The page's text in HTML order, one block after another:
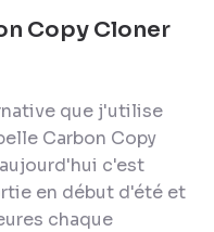
Copy Cloner
que j'utilise
Carbon Copy
c'est
en début d'été et
chaque